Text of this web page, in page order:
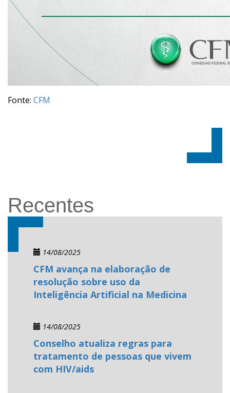
Fonte: CFM
Recentes
14/08/2025
CFM avança na elaboração de
resolução sobre uso da
Inteligência Artificial na Medicina
14/08/2025
Conselho atualiza regras para
tratamento de pessoas que vivem
com HIV/aids